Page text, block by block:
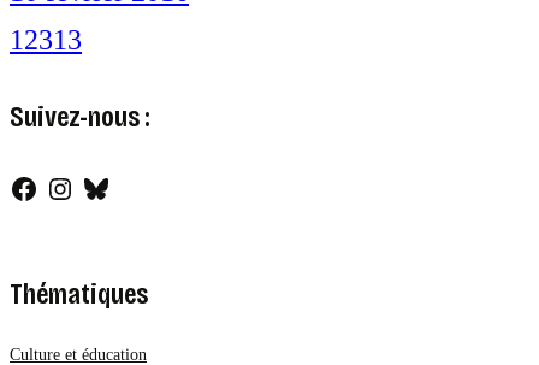
12313
Suivez-nous :
Facebook
Instagram
Bluesky
Thématiques
Culture et éducation